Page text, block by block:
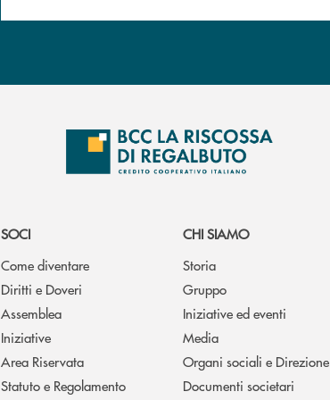
SOCI
Come diventare
Diritti e Doveri
Assemblea
Iniziative
Area Riservata
Statuto e Regolamento
CHI SIAMO
Storia
Gruppo
Iniziative ed eventi
Media
Organi sociali e Direzione
Documenti societari